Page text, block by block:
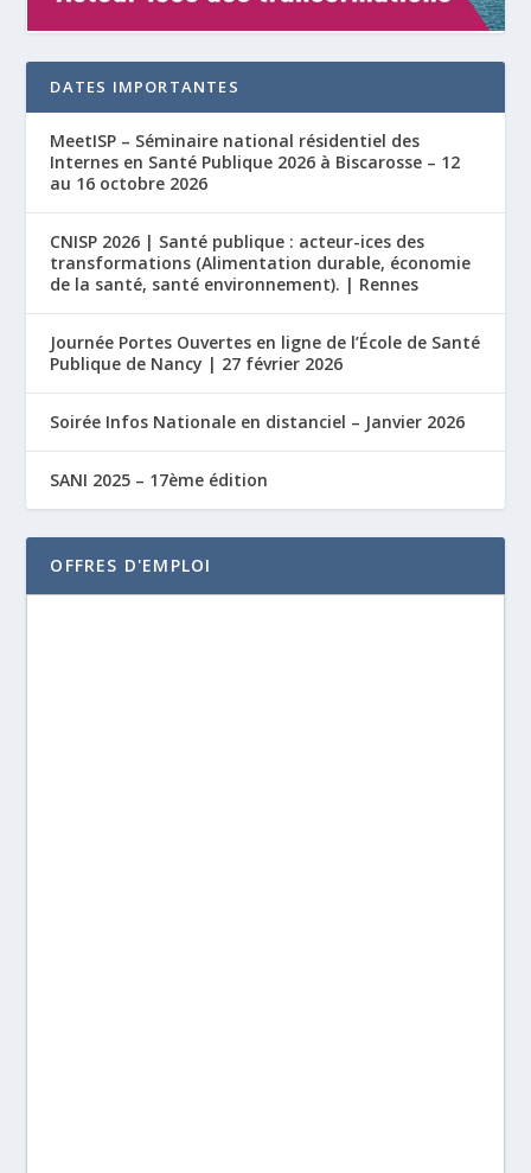
DATES IMPORTANTES
MeetISP – Séminaire national résidentiel des
Internes en Santé Publique 2026 à Biscarosse – 12
au 16 octobre 2026
CNISP 2026 | Santé publique : acteur-ices des
transformations (Alimentation durable, économie
de la santé, santé environnement). | Rennes
Journée Portes Ouvertes en ligne de l’École de Santé
Publique de Nancy | 27 février 2026
Soirée Infos Nationale en distanciel – Janvier 2026
SANI 2025 – 17ème édition
OFFRES D'EMPLOI